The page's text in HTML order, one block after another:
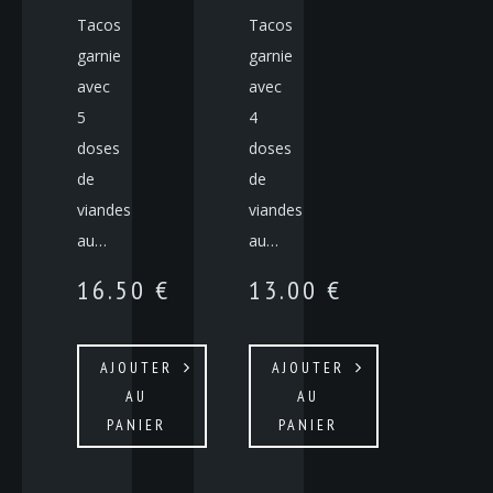
Tacos
garnie
avec
4
doses
de
viandes
au…
13.00€
AJOUTER
AU
PANIER
Tacos
garnie
avec
5
doses
de
viandes
au…
16.50 €
AJOUTER
AU
PANIER